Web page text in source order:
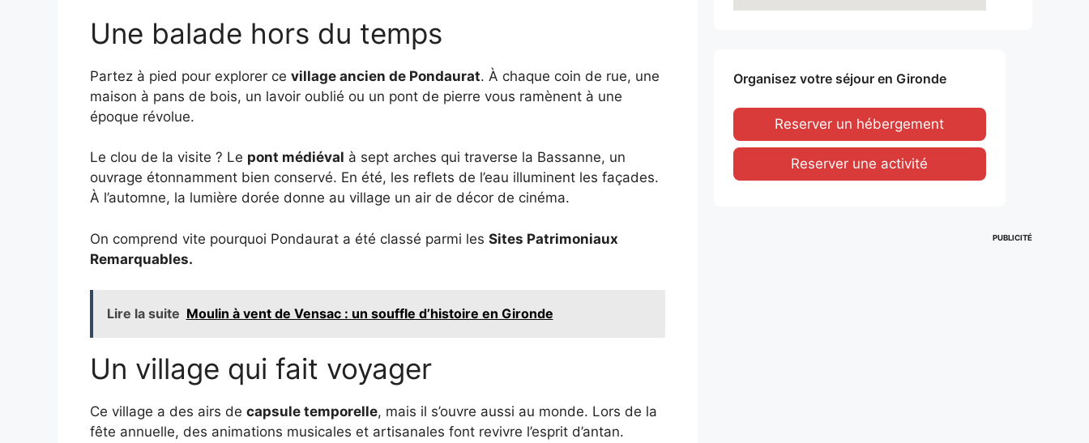
Une balade hors du temps
Partez à pied pour explorer ce village ancien de Pondaurat. À chaque coin de rue, une
maison à pans de bois, un lavoir oublié ou un pont de pierre vous ramènent à une
époque révolue.
Le clou de la visite ? Le pont médiéval à sept arches qui traverse la Bassanne, un
ouvrage étonnamment bien conservé. En été, les reflets de l’eau illuminent les façades.
À l’automne, la lumière dorée donne au village un air de décor de cinéma.
On comprend vite pourquoi Pondaurat a été classé parmi les Sites Patrimoniaux
Remarquables.
Lire la suite Moulin à vent de Vensac : un souffle d’histoire en Gironde
Un village qui fait voyager
Ce village a des airs de capsule temporelle, mais il s’ouvre aussi au monde. Lors de la
fête annuelle, des animations musicales et artisanales font revivre l’esprit d’antan.
Organisez votre séjour en Gironde
Reserver un hébergement
Reserver une activité
PUBLICITÉ